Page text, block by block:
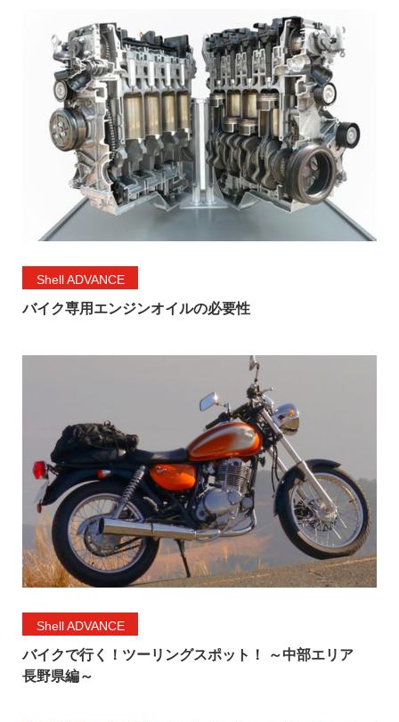
Shell ADVANCE
バイク専用エンジンオイルの必要性
Shell ADVANCE
バイクで行く！ツーリングスポット！ ～中部エリア
長野県編～